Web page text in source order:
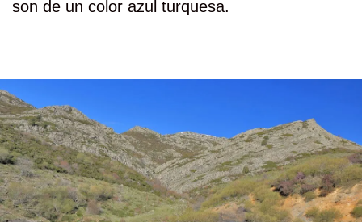
son de un color azul turquesa.